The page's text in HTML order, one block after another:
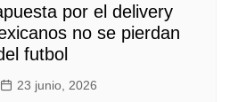
por el delivery
no se pierdan
futbol
23 junio, 2026